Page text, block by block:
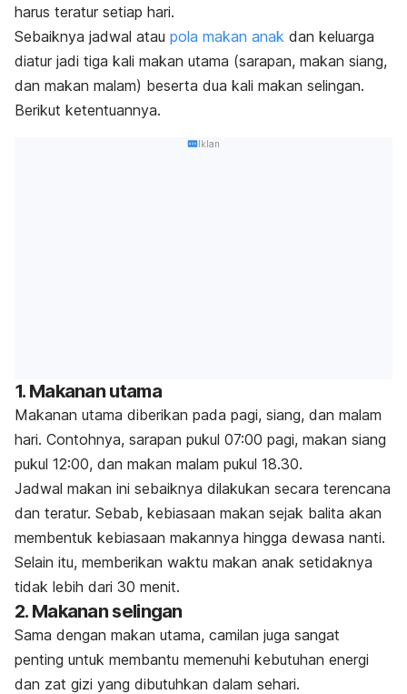
harus teratur setiap hari.
Sebaiknya jadwal atau pola makan anak dan keluarga
diatur jadi tiga kali makan utama (sarapan, makan siang,
dan makan malam) beserta dua kali makan selingan.
Berikut ketentuannya.
Iklan
1. Makanan utama
Makanan utama diberikan pada pagi, siang, dan malam
hari. Contohnya, sarapan pukul 07:00 pagi, makan siang
pukul 12:00, dan makan malam pukul 18.30.
Jadwal makan ini sebaiknya dilakukan secara terencana
dan teratur. Sebab, kebiasaan makan sejak balita akan
membentuk kebiasaan makannya hingga dewasa nanti.
Selain itu, memberikan waktu makan anak setidaknya
tidak lebih dari 30 menit.
2. Makanan selingan
Sama dengan makan utama, camilan juga sangat
penting untuk membantu memenuhi kebutuhan energi
dan zat gizi yang dibutuhkan dalam sehari.